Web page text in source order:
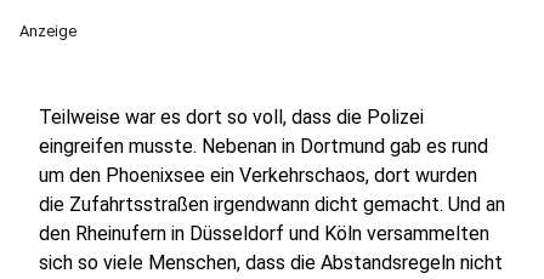
Anzeige
Teilweise war es dort so voll, dass die Polizei
eingreifen musste. Nebenan in Dortmund gab es rund
um den Phoenixsee ein Verkehrschaos, dort wurden
die Zufahrtsstraßen irgendwann dicht gemacht. Und an
den Rheinufern in Düsseldorf und Köln versammelten
sich so viele Menschen, dass die Abstandsregeln nicht